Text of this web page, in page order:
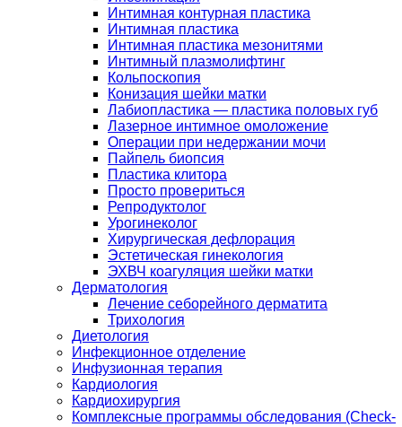
Интимная контурная пластика
Интимная пластика
Интимная пластика мезонитями
Интимный плазмолифтинг
Кольпоскопия
Конизация шейки матки
Лабиопластика — пластика половых губ
Лазерное интимное омоложение
Операции при недержании мочи
Пайпель биопсия
Пластика клитора
Просто провериться
Репродуктолог
Урогинеколог
Хирургическая дефлорация
Эстетическая гинекология
ЭХВЧ коагуляция шейки матки
Дерматология
Лечение себорейного дерматита
Трихология
Диетология
Инфекционное отделение
Инфузионная терапия
Кардиология
Кардиохирургия
Комплексные программы обследования (Check-